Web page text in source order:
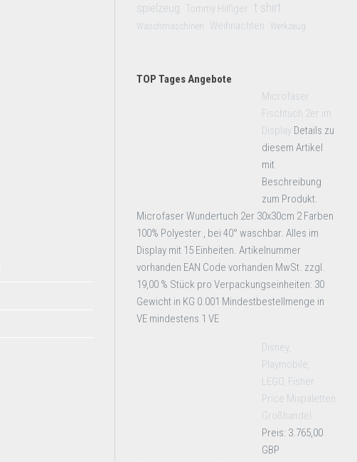
spielzeug Tommy Hilfiger t shirt
Waschmaschinen Weihnachten Werkzeug
TOP Tages Angebote
Microfaser
Fischtuch 2er im
Display Details zu
diesem Artikel
mit
Beschreibung
zum Produkt.
Microfaser Wundertuch 2er 30x30cm 2 Farben
100% Polyester , bei 40° waschbar. Alles im
Display mit 15 Einheiten. Artikelnummer
vorhanden EAN Code vorhanden MwSt. zzgl.
19,00 % Stück pro Verpackungseinheiten: 30
Gewicht in KG 0.001 Mindestbestellmenge in
VE mindestens 1 VE
Disney,
Playmobile,
LEGO, Fisher
Price Mixpaletten
Großhandel
Preis: 3.765,00
GBP